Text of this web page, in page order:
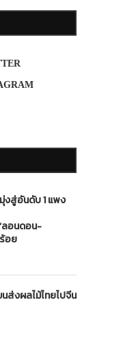
งสู่อันดับ 1 แพง
ลอนดอน-
อย
ส่งผลไม้ไทยไปจีน